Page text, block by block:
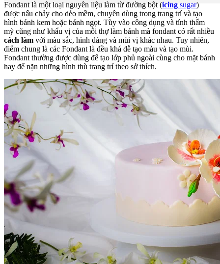
Fondant là một loại nguyên liệu làm từ đường bột (icing sugar)
được nấu chảy cho dẻo mềm, chuyên dùng trong trang trí và tạo
hình bánh kem hoặc bánh ngọt. Tùy vào công dụng và tính thẩm
mỹ cũng như khẩu vị của mỗi thợ làm bánh mà fondant có rất nhiều
cách làm với màu sắc, hình dáng và mùi vị khác nhau. Tuy nhiên,
điểm chung là các Fondant là đều khá dễ tạo màu và tạo mùi.
Fondant thường được dùng để tạo lớp phủ ngoài cùng cho mặt bánh
hay để nặn những hình thù trang trí theo sở thích.